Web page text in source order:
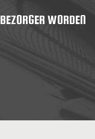
BEZORGER WORDEN